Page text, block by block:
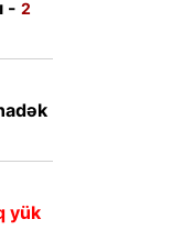
- 2
yük